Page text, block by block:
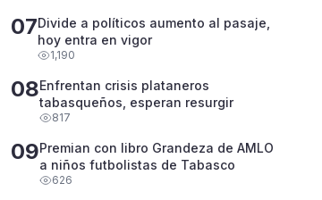
07Divide a políticos aumento al pasaje,
hoy entra en vigor
1,190
08Enfrentan crisis plataneros
tabasqueños, esperan resurgir
817
09Premian con libro Grandeza de AMLO
a niños futbolistas de Tabasco
626